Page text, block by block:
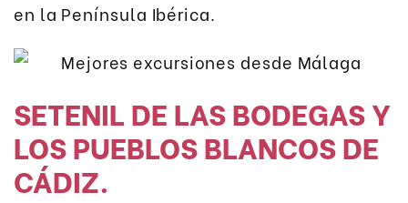
en la Península Ibérica.
SETENIL DE LAS BODEGAS Y
LOS PUEBLOS BLANCOS DE
CÁDIZ.